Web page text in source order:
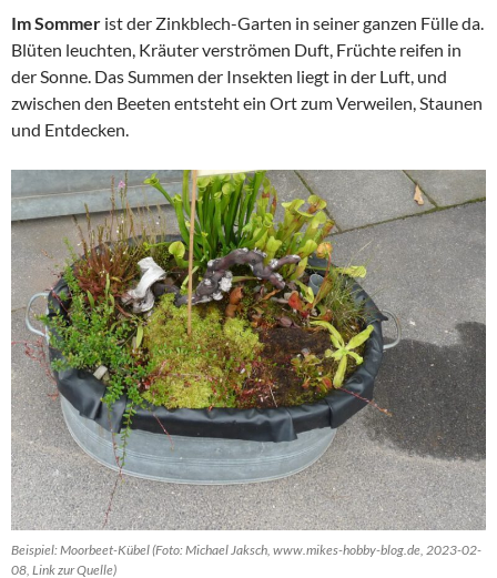
Im Sommer ist der Zinkblech-Garten in seiner ganzen Fülle da.
Blüten leuchten, Kräuter verströmen Duft, Früchte reifen in
der Sonne. Das Summen der Insekten liegt in der Luft, und
zwischen den Beeten entsteht ein Ort zum Verweilen, Staunen
und Entdecken.
Beispiel: Moorbeet-Kübel (Foto: Michael Jaksch, www.mikes-hobby-blog.de, 2023-02-
08, Link zur Quelle)